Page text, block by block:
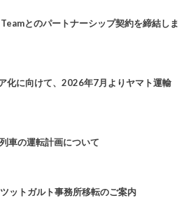
とのパートナーシップ契約を締結しま
化に向けて、2026年7月よりヤマト運輸
車の運転計画について
ットガルト事務所移転のご案内